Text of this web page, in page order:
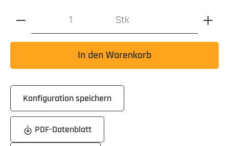
Produkt Anzahl: Gib den gewünschten Wert ein oder
Stk
In den Warenkorb
Konfiguration speichern
PDF-Datenblatt